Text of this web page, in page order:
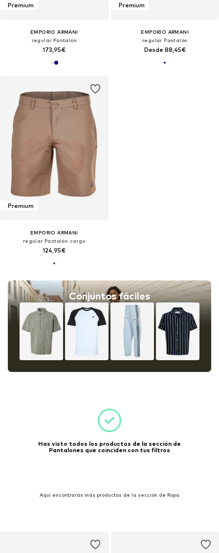
Premium
EMPORIO ARMANI
regular Pantalón
173,95€
Premium
EMPORIO ARMANI
regular Pantalón
Desde 88,45€
Premium
EMPORIO ARMANI
regular Pantalón cargo
124,95€
Conjuntos fáciles
Has visto todos los productos de la sección de
Pantalones que coinciden con tus filtros
Aquí encontrarás más productos de la sección de Ropa